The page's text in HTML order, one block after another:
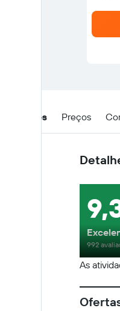
Detalhes Preços
As
992